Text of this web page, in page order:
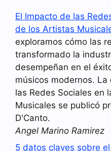
El Impacto de las
de los Artistas
exploramos cómo las
transformado la
desempeñan en el
músicos modernos.
las Redes Sociales en
Musicales se publicó
D'Canto.
Angel Marino Ramirez
5 datos claves sobre